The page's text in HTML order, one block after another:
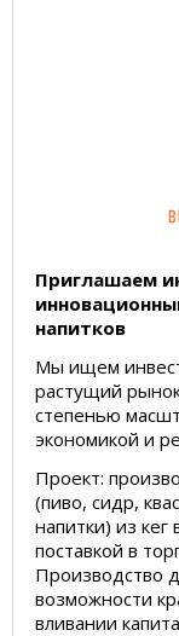
Приглашаем
напитков
Мы ищем
растущий
степенью
экономикой и
Проект:
(пиво, сидр,
напитки) из
поставкой в
Производство
возможности
вливании